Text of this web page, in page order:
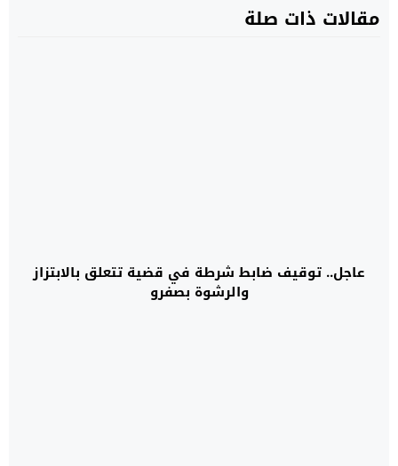
مقالات ذات صلة
عاجل.. توقيف ضابط شرطة في قضية تتعلق بالابتزاز
والرشوة بصفرو